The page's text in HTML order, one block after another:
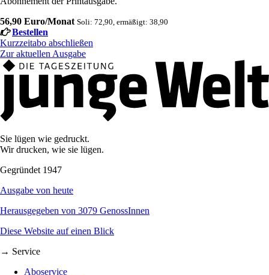
56,90 Euro/Monat Soli: 72,90, ermäßigt: 38,90
Bestellen
Kurzzeitabo abschließen
Zur aktuellen Ausgabe
Sie lügen wie gedruckt.
Wir drucken, wie sie lügen.
Gegründet 1947
Ausgabe von heute
Herausgegeben von 3079 GenossInnen
Diese Website auf einen Blick
→ Service
Aboservice